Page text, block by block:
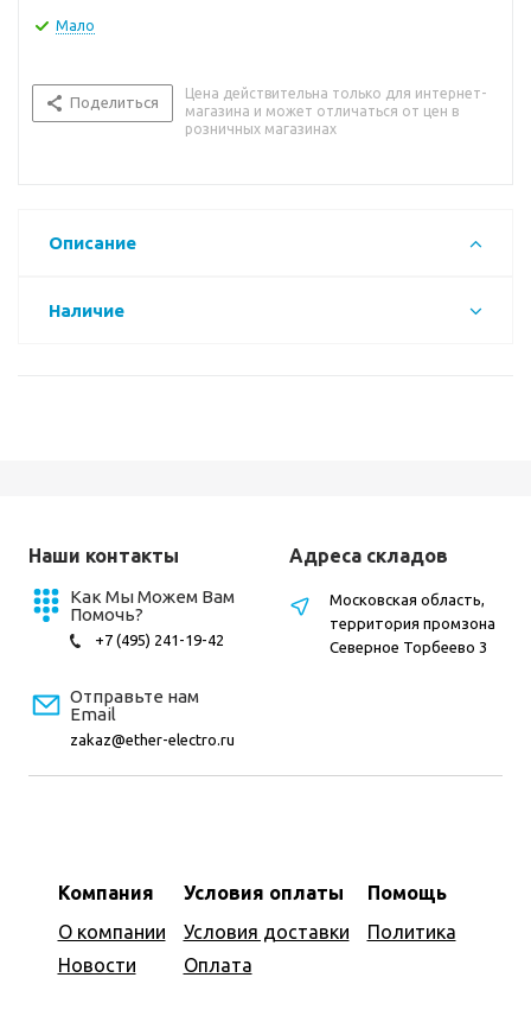
Мало
Поделиться
Цена действительна только для интернет-
магазина и может отличаться от цен в
розничных магазинах
Описание
Наличие
Наши контакты
Как Мы Можем Вам
Помочь?
+7 (495) 241-19-42
Отправьте нам
Email
zakaz@ether-electro.ru
Компания
О компании
Новости
Условия оплаты
Условия доставки
Оплата
Помощь
Политика
Адреса складов
Московская область,
территория промзона
Северное Торбеево 3